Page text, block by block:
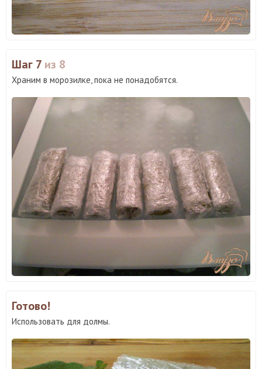
Шаг 7 из 8
Храним в морозилке, пока не понадобятся.
Готово!
Использовать для долмы.